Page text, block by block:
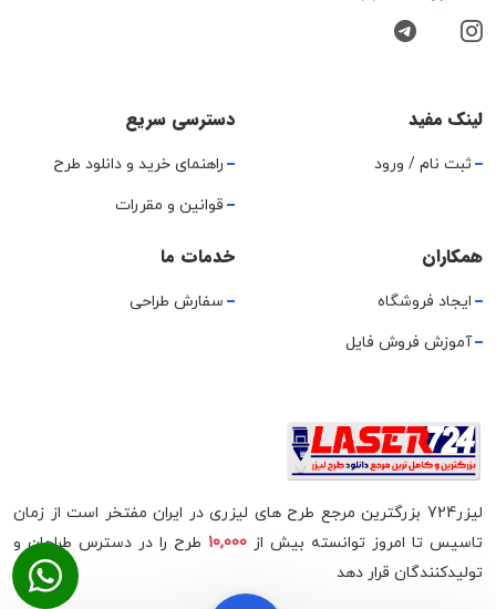
لینک مفید
ثبت نام / ورود
دسترسی سریع
راهنمای خرید و دانلود طرح
قوانین و مقررات
همکاران
ایجاد فروشگاه
آموزش فروش فایل
خدمات ما
سفارش طراحی
لیزر724 بزرگترین مرجع طرح های لیزری در ایران مفتخر است از زمان
تاسیس تا امروز توانسته بیش از 10,000 طرح را در دسترس طراحان و
تولیدکنندگان قرار دهد